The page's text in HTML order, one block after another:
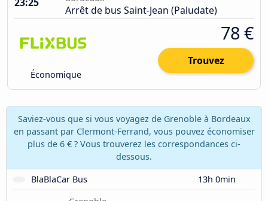
Arrêt de bus Saint-Jean (Paludate)
Économique
78 €
Trouvez
Saviez-vous que si vous voyagez de Grenoble à Bordeaux
en passant par Clermont-Ferrand, vous pouvez économiser
plus de 6 € ? Vous trouverez les correspondances ci-
dessous.
BlaBlaCar Bus
13h 0min